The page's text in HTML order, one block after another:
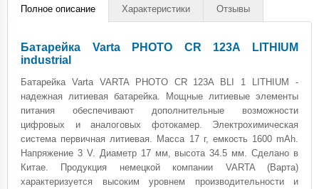
Полное описание Характеристики Отзывы
Батарейка Varta PHOTO CR 123A LITHIUM
industrial
Батарейка Varta VARTA PHOTO CR 123A BLI 1 LITHIUM -
надежная литиевая батарейка. Мощные литиевые элементы
питания обеспечивают дополнительные возможности
цифровых и аналоговых фотокамер. Электрохимическая
система первичная литиевая. Масса 17 г, емкость 1600 mAh.
Напряжение 3 V. Диаметр 17 мм, высота 34.5 мм. Сделано в
Китае. Продукция немецкой компании VARTA (Варта)
характеризуется высоким уровнем производительности и